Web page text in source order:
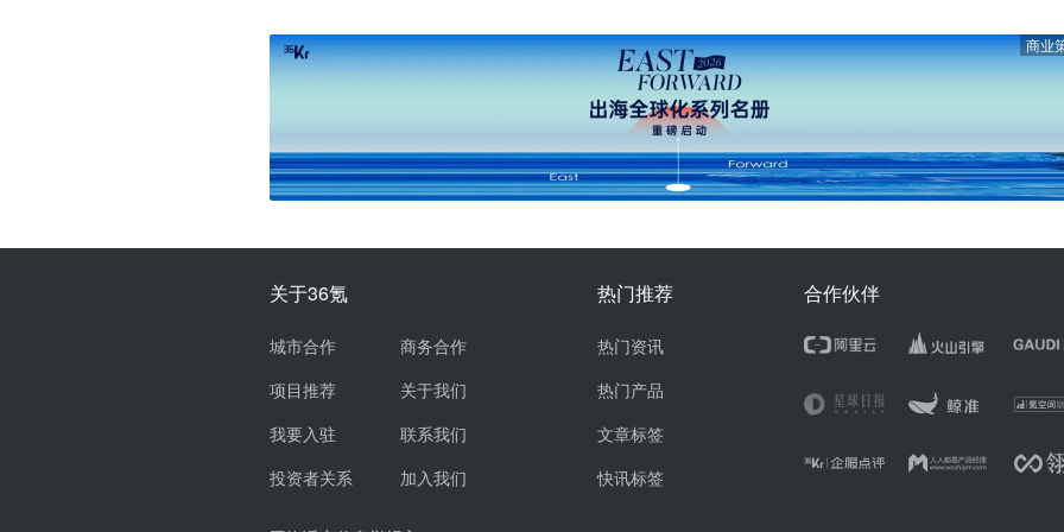
商业
关于36氪
城市合作
项目推荐
我要入驻
投资者关系
商务合作
关于我们
联系我们
加入我们
热门推荐
热门资讯
热门产品
文章标签
快讯标签
合作伙伴